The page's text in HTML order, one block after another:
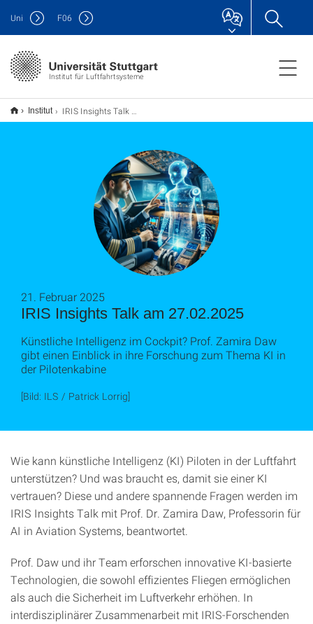
Institut für Luftfahrtsysteme
Uni F06
Institut IRIS Insights Talk am 27.02.2025
IRIS Insights Talk am 27.02.2025
21. Februar 2025
Künstliche Intelligenz im Cockpit? Prof. Zamira Daw
gibt einen Einblick in ihre Forschung zum Thema KI in
der Pilotenkabine
[Bild: ILS / Patrick Lorrig]
Wie kann künstliche Intelligenz (KI) Piloten in der Luftfahrt
unterstützen? Und was braucht es, damit sie einer KI
vertrauen? Diese und andere spannende Fragen werden im
IRIS Insights Talk mit Prof. Dr. Zamira Daw, Professorin für
AI in Aviation Systems, beantwortet.
Prof. Daw und ihr Team erforschen innovative KI-basierte
Technologien, die sowohl effizientes Fliegen ermöglichen
als auch die Sicherheit im Luftverkehr erhöhen. In
interdisziplinärer Zusammenarbeit mit IRIS-Forschenden